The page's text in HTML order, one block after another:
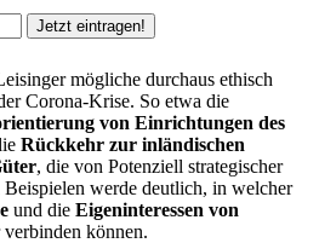
mögliche durchaus ethisch
Corona-Krise. So etwa die
von Einrichtungen des
Rückkehr zur inländischen
, die von Potenziell strategischer
werde deutlich, in welcher
und die Eigeninteressen von
können.